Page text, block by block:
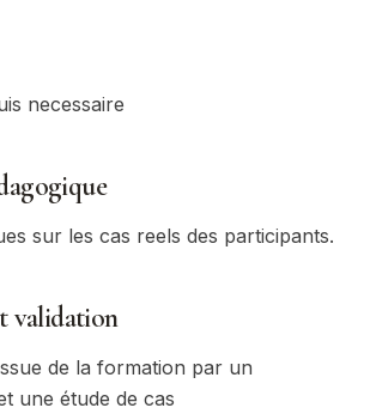
necessaire
sur les cas reels des participants.
validation
de la formation par un
une étude de cas